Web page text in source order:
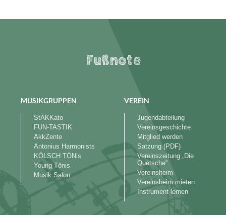
Fußnote
MUSIKGRUPPEN
StAKKato
FUN-TASTIK
AkkZente
Antonius Harmonists
KÖLSCH TÖNis
Young Tönis
Musik Salon
VEREIN
Jugendabteilung
Vereinsgeschichte
Mitglied werden
Satzung (PDF)
Vereinszeitung „Die
Quetsche“
Vereinsheim
Vereinsheim mieten
Instrument lernen